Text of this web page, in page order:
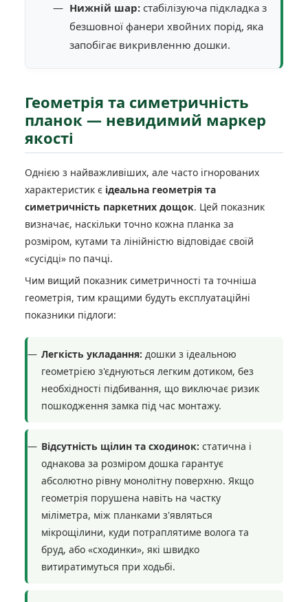
Нижній шар: стабілізуюча підкладка з
безшовної фанери хвойних порід, яка
запобігає викривленню дошки.
Геометрія та симетричність
планок — невидимий маркер
якості
Однією з найважливіших, але часто ігнорованих
характеристик є ідеальна геометрія та
симетричність паркетних дощок. Цей показник
визначає, наскільки точно кожна планка за
розміром, кутами та лінійністю відповідає своїй
«сусідці» по пачці.
Чим вищий показник симетричності та точніша
геометрія, тим кращими будуть експлуатаційні
показники підлоги:
Легкість укладання: дошки з ідеальною
геометрією з'єднуються легким дотиком, без
необхідності підбивання, що виключає ризик
пошкодження замка під час монтажу.
Відсутність щілин та сходинок: статична і
однакова за розміром дошка гарантує
абсолютно рівну монолітну поверхню. Якщо
геометрія порушена навіть на частку
міліметра, між планками з'являться
мікрощілини, куди потраплятиме волога та
бруд, або «сходинки», які швидко
витиратимуться при ходьбі.